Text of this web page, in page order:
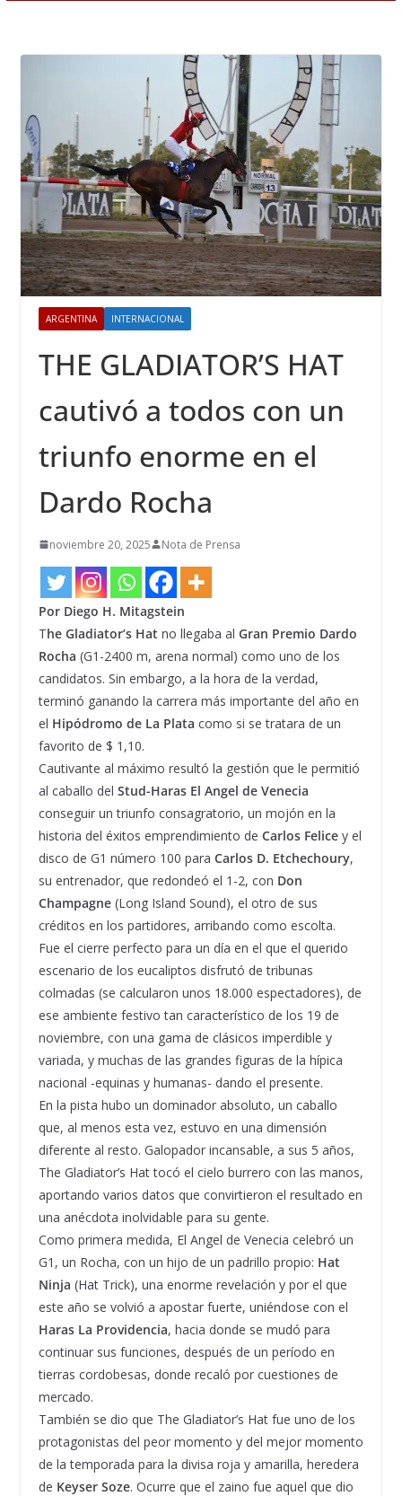
ARGENTINA INTERNACIONAL
THE GLADIATOR’S HAT
cautivó a todos con un
triunfo enorme en el
Dardo Rocha
noviembre 20, 2025 Nota de Prensa
Por Diego H. Mitagstein
The Gladiator’s Hat no llegaba al Gran Premio Dardo
Rocha (G1-2400 m, arena normal) como uno de los
candidatos. Sin embargo, a la hora de la verdad,
terminó ganando la carrera más importante del año en
el Hipódromo de La Plata como si se tratara de un
favorito de $ 1,10.
Cautivante al máximo resultó la gestión que le permitió
al caballo del Stud-Haras El Angel de Venecia
conseguir un triunfo consagratorio, un mojón en la
historia del éxitos emprendimiento de Carlos Felice y el
disco de G1 número 100 para Carlos D. Etchechoury,
su entrenador, que redondeó el 1-2, con Don
Champagne (Long Island Sound), el otro de sus
créditos en los partidores, arribando como escolta.
Fue el cierre perfecto para un día en el que el querido
escenario de los eucaliptos disfrutó de tribunas
colmadas (se calcularon unos 18.000 espectadores), de
ese ambiente festivo tan característico de los 19 de
noviembre, con una gama de clásicos imperdible y
variada, y muchas de las grandes figuras de la hípica
nacional -equinas y humanas- dando el presente.
En la pista hubo un dominador absoluto, un caballo
que, al menos esta vez, estuvo en una dimensión
diferente al resto. Galopador incansable, a sus 5 años,
The Gladiator’s Hat tocó el cielo burrero con las manos,
aportando varios datos que convirtieron el resultado en
una anécdota inolvidable para su gente.
Como primera medida, El Angel de Venecia celebró un
G1, un Rocha, con un hijo de un padrillo propio: Hat
Ninja (Hat Trick), una enorme revelación y por el que
este año se volvió a apostar fuerte, uniéndose con el
Haras La Providencia, hacia donde se mudó para
continuar sus funciones, después de un período en
tierras cordobesas, donde recaló por cuestiones de
mercado.
También se dio que The Gladiator’s Hat fue uno de los
protagonistas del peor momento y del mejor momento
de la temporada para la divisa roja y amarilla, heredera
de Keyser Soze. Ocurre que el zaino fue aquel que dio